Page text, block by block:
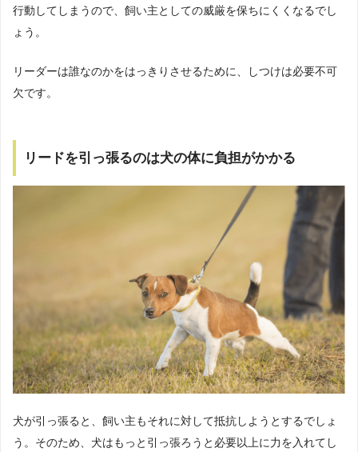
行動してしまうので、飼い主としての威厳を保ちにくくなるでし
ょう。
リーダーは誰なのかをはっきりさせるために、しつけは必要不可
欠です。
リードを引っ張るのは犬の体に負担がかかる
犬が引っ張ると、飼い主もそれに対して抵抗しようとするでしょ
う。そのため、犬はもっと引っ張ろうと必要以上に力を入れてし